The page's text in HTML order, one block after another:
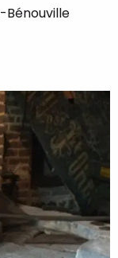
Bénouville